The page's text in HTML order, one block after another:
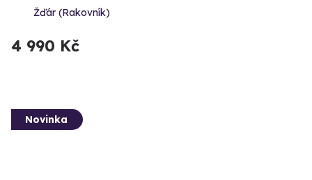
Žďár (Rakovník)
4 990 Kč
Novinka